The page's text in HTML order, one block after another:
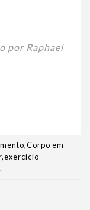
por Raphael
,Corpo em
,exercício
.